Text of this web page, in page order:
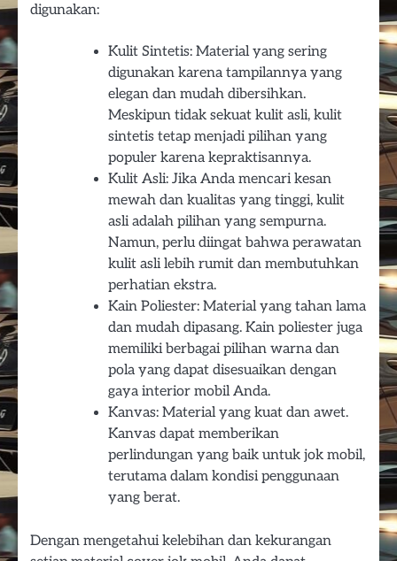
digunakan:
Kulit Sintetis: Material yang sering
digunakan karena tampilannya yang
elegan dan mudah dibersihkan.
Meskipun tidak sekuat kulit asli, kulit
sintetis tetap menjadi pilihan yang
populer karena kepraktisannya.
Kulit Asli: Jika Anda mencari kesan
mewah dan kualitas yang tinggi, kulit
asli adalah pilihan yang sempurna.
Namun, perlu diingat bahwa perawatan
kulit asli lebih rumit dan membutuhkan
perhatian ekstra.
Kain Poliester: Material yang tahan lama
dan mudah dipasang. Kain poliester juga
memiliki berbagai pilihan warna dan
pola yang dapat disesuaikan dengan
gaya interior mobil Anda.
Kanvas: Material yang kuat dan awet.
Kanvas dapat memberikan
perlindungan yang baik untuk jok mobil,
terutama dalam kondisi penggunaan
yang berat.
Dengan mengetahui kelebihan dan kekurangan